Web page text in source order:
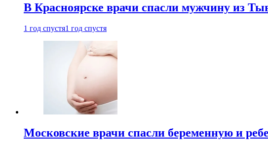
В Красноярске врачи спасли мужчину из
1 год спустя1 год спустя
Московские врачи спасли беременную и